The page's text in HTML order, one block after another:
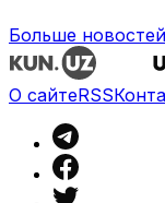
Больше новостей
О сайтеRSS